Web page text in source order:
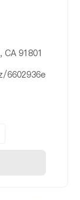
CA 91801
6602936e